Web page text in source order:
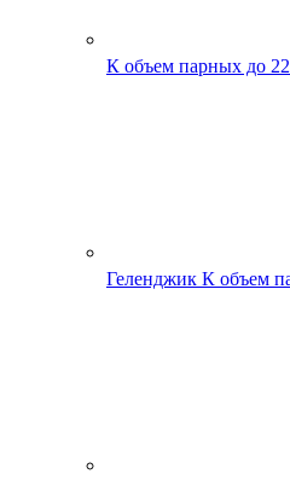
К объем парных до
Геленджик К объем